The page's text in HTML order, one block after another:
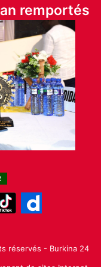
remportés
réservés - Burkina 24